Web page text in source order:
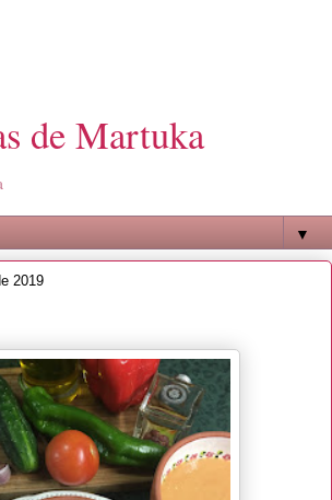
de Martuka
▼
2019